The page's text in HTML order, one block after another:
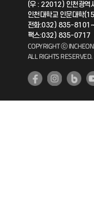
공자아카데미
기초교육원
(우 : 22012) 인천광역
인천대학교 인문대학
전화:032) 835-
팩스:032) 835-0717
COPYRIGHT ⓒ
ALL RIGHTS RESERVED.